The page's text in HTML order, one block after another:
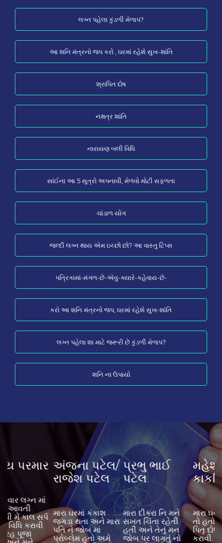
લગ્ન પહેલા કુંડળી મેળાપ?
આ શનિ મંત્રનો જપ કરો , ઘરમાં રહેશે સુખ-શાંતિ
શ્રાપિત દોષ
નક્ષત્ર શાંતિ
નારાયણ બલી વિધિ
સાંઈના આ 5 સૂત્રો અપનાવી, મેળવો મોટી સફળતા
ચાંડાળ યોગ
જલ્દી લગ્ન થાય એમ ઇચ્છો છો? આ વાસ્તુ ટિપ્સ
પત્રિકામાં-મંગળ-છે-એવુ-ક્યારે-કહેવાય-છે-
કરો આ શનિ મંત્રનો જપ, ઘરમાં રહેશે સુખ-શાંતિ
લગ્ન પહેલા શા માટે જરૂરી છે કુંડળી મેળાપ?
શનિ ના ઉપાયો
અંજના પટેલ/
રાજેશ પટેલ
મારા ઘરમાં કંકાશ
જગડા થતા અને મારા
પતિ ને જોબ માં
પ્રોબ્લેમ હતો અમે
પ્રભુ ભાઈ
પટેલ
મારા દીકરા નિ મને
સખત ચિંતા રહેતી
હતી અને તેનું મન
જોબ પર લાગતું નો
મહેશ
કાકડિયા
મારા ઘરમાં કંકાશ રહે
તો હતો, તમારી પાસે
પિતૃ દોષ ની વિધિ
કરાવી. મારું કાર્ય